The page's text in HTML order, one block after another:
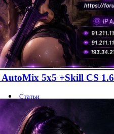
AutoMix 5x5 +Skill CS 1.6
Статьи